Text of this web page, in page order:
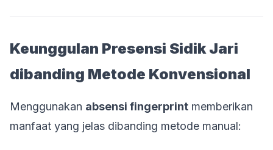
Keunggulan Presensi Sidik Jari
dibanding Metode Konvensional
Menggunakan absensi fingerprint memberikan
manfaat yang jelas dibanding metode manual: